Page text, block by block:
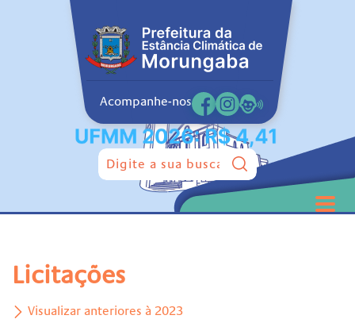
Acompanhe-nos
Pesquisar:
Licitações
Visualizar anteriores à 2023